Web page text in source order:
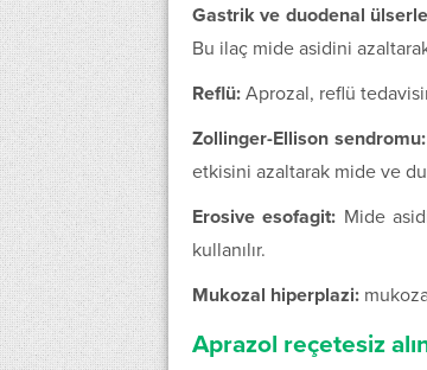
Gastrik ve duodenal
Bu ilaç mide asidini
Reflü: Aprozal, reflü
Zollinger-Ellison sendromu:
etkisini azaltarak mide ve
Erosive esofagit: Mide
kullanılır.
Mukozal hiperplazi:
Aprazol reçetesiz